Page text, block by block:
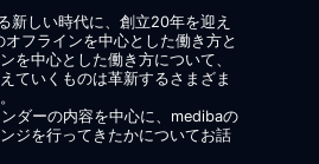
新しい時代に、創立20年を迎え
フラインを中心とした働き方と
を中心とした働き方について、
ていくものは革新するさまざま
ダーの内容を中心に、medibaの
ジを行ってきたかについてお話